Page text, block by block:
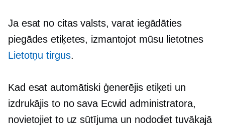
Ja esat no citas valsts, varat iegādāties
piegādes etiķetes, izmantojot mūsu lietotnes
Lietotņu tirgus.
Kad esat automātiski ģenerējis etiķeti un
izdrukājis to no sava Ecwid administratora,
novietojiet to uz sūtījuma un nododiet tuvākajā